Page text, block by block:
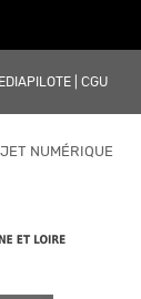
CGU
NUMÉRIQUE